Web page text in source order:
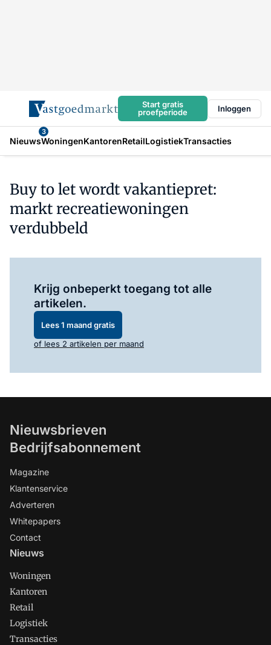
Start gratis
proefperiode
Inloggen
Nieuws
3
WoningenKantorenRetailLogistiekTransacties
Buy to let wordt vakantiepret:
markt recreatiewoningen
verdubbeld
Krijg onbeperkt toegang tot alle
artikelen.
Lees 1 maand gratis
of lees 2 artikelen per maand
Nieuwsbrieven
Bedrijfsabonnement
Magazine
Klantenservice
Adverteren
Whitepapers
Contact
Nieuws
Woningen
Kantoren
Retail
Logistiek
Transacties